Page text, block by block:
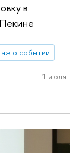
в
о событии
1 июля